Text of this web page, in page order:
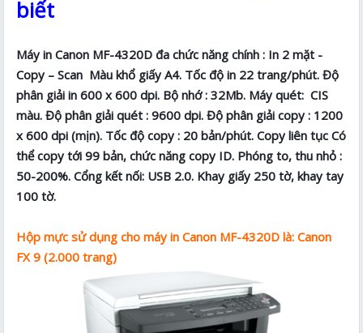
biết
Máy in Canon MF-4320D đa chức năng chính : In 2 mặt -
Copy – Scan Màu khổ giấy A4. Tốc độ in 22 trang/phút. Độ
phân giải in 600 x 600 dpi. Bộ nhớ : 32Mb. Máy quét: CIS
màu. Độ phân giải quét : 9600 dpi. Độ phân giải copy : 1200
x 600 dpi (mịn). Tốc độ copy : 20 bản/phút. Copy liên tục Có
thể copy tới 99 bản, chức năng copy ID. Phóng to, thu nhỏ :
50-200%. Cổng kết nối: USB 2.0. Khay giấy 250 tờ, khay tay
100 tờ.
Hộp mực sử dụng cho máy in Canon MF-4320D là: Canon
FX 9 (2.000 trang)